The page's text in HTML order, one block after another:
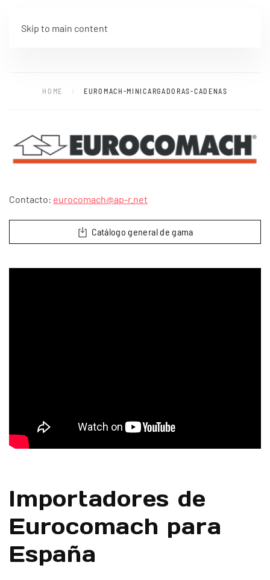
Skip to main content
HOME EUROMACH-MINICARGADORAS-CADENAS
Contacto: eurocomach@ap-r.net
Catálogo general de gama
Importadores de
Eurocomach para
España